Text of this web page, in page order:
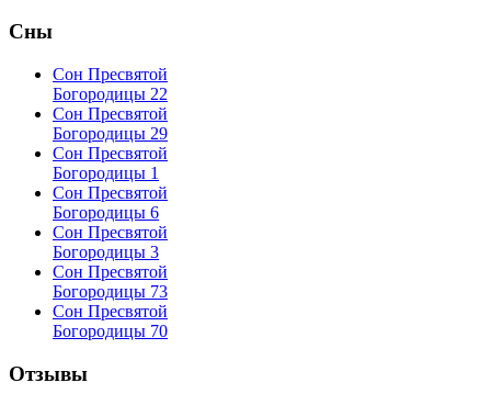
Сны
Сон Пресвятой
Богородицы 22
Сон Пресвятой
Богородицы 29
Сон Пресвятой
Богородицы 1
Сон Пресвятой
Богородицы 6
Сон Пресвятой
Богородицы 3
Сон Пресвятой
Богородицы 73
Сон Пресвятой
Богородицы 70
Отзывы